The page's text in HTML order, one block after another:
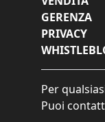
GERENZA
PRIVACY
Per
Puoi